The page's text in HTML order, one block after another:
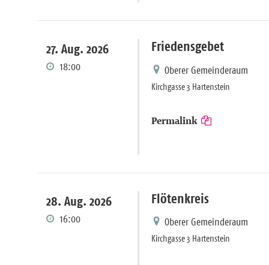
27. Aug. 2026
18:00
Friedensgebet
Oberer Gemeinderaum
Kirchgasse 3 Hartenstein
Permalink
28. Aug. 2026
16:00
Flötenkreis
Oberer Gemeinderaum
Kirchgasse 3 Hartenstein